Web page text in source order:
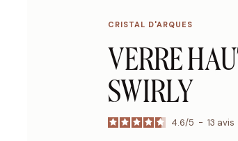
CRISTAL D'ARQUES
VERRE
SWIRLY
4.6/5 - 13 avis